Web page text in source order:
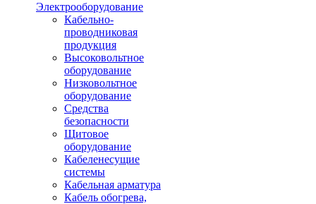
Электрооборудование
Кабельно-
проводниковая
продукция
Высоковольтное
оборудование
Низковольтное
оборудование
Средства
безопасности
Щитовое
оборудование
Кабеленесущие
системы
Кабельная арматура
Кабель обогрева,